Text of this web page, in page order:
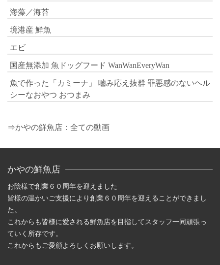
海藻／海苔
境港産 鮮魚
エビ
国産無添加 魚ドッグフード WanWanEveryWan
魚で作った「カミーナ」 嚙み応え抜群 罪悪感のないヘル
シーなおやつ おつまみ
⇒かやの鮮魚店：全ての動画
かやの鮮魚店
お陰様で創業６０周年を迎えました
皆様の温かいご支援により創業６０周年を迎えることができまし
た。
これからも皆様に愛される鮮魚店を目指してスタッフ一同頑張っ
ていく所存です。
これからもご愛顧よろしくお願いします。